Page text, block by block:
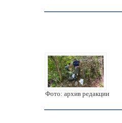
Фото: архив редакции